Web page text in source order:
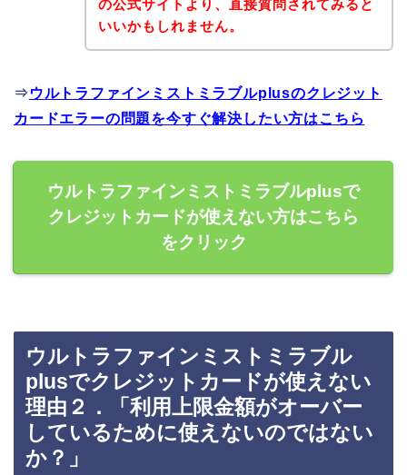
の公式サイトより、直接質問されてみると
いいかもしれません。
⇒ ウルトラファインミストミラブルplusのクレジット
カードエラーの問題を今すぐ解決したい方はこちら
ウルトラファインミストミラブルplusで
クレジットカードが使えない方はこちら
をクリック
ウルトラファインミストミラブル
plusでクレジットカードが使えない
理由２．「利用上限金額がオーバー
しているために使えないのではない
か？」